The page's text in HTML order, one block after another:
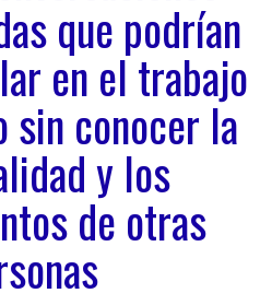
que podrían
en el trabajo
sin conocer la
y los
de otras